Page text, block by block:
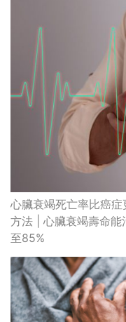
心臟衰竭死亡率比癌
方法 | 心臟衰竭壽命能
至85%